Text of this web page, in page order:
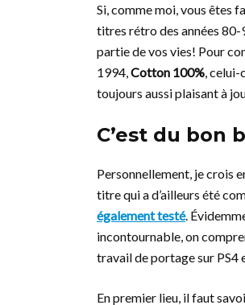
Si, comme moi, vous êtes
titres rétro des années 80-
partie de vos vies! Pour
1994,Cotton 100%, celui-
toujours aussi plaisant à
C’est du bon
Personnellement, je crois
titre qui a d’ailleurs été
également testé.
incontournable, on
travail de portage sur
En premier lieu, il faut